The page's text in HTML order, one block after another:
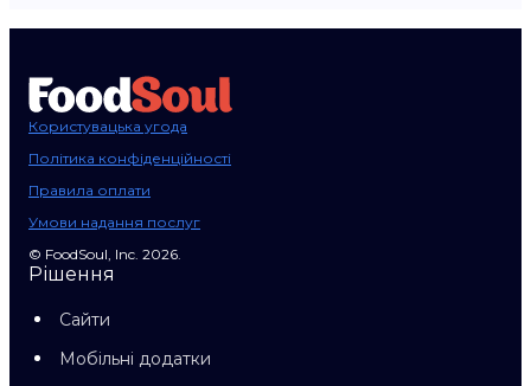
Користувацька угода
Політика конфіденційності
Правила оплати
Умови надання послуг
© FoodSoul, Inc. 2026.
Рішення
Сайти
Мобільні додатки